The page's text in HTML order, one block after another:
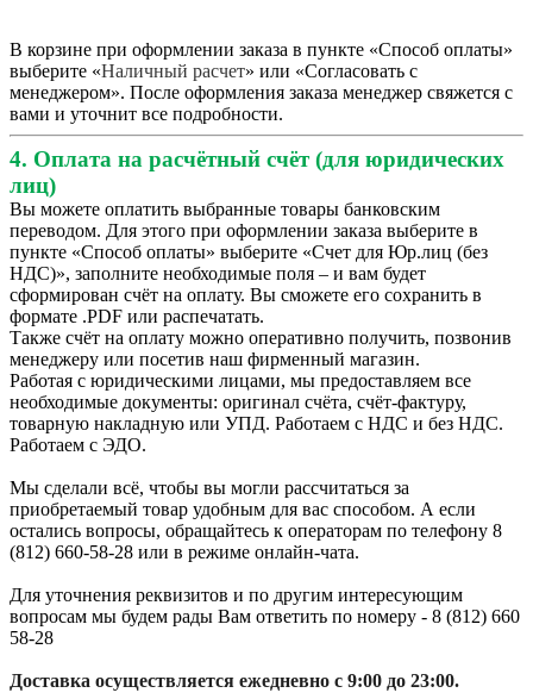
В корзине при оформлении заказа в пункте «Способ оплаты»
выберите «Наличный расчет» или «Согласовать с
менеджером». После оформления заказа менеджер свяжется с
вами и уточнит все подробности.
4. Оплата на расчётный счёт (для юридических
лиц)
Вы можете оплатить выбранные товары банковским
переводом. Для этого при оформлении заказа выберите в
пункте «Способ оплаты» выберите «Счет для Юр.лиц (без
НДС)», заполните необходимые поля – и вам будет
сформирован счёт на оплату. Вы сможете его сохранить в
формате .PDF или распечатать.
Также счёт на оплату можно оперативно получить, позвонив
менеджеру или посетив наш фирменный магазин.
Работая с юридическими лицами, мы предоставляем все
необходимые документы: оригинал счёта, счёт-фактуру,
товарную накладную или УПД. Работаем с НДС и без НДС.
Работаем с ЭДО.
Мы сделали всё, чтобы вы могли рассчитаться за
приобретаемый товар удобным для вас способом. А если
остались вопросы, обращайтесь к операторам по телефону 8
(812) 660-58-28 или в режиме онлайн-чата.
Для уточнения реквизитов и по другим интересующим
вопросам мы будем рады Вам ответить по номеру - 8 (812) 660
58-28
Доставка осуществляется ежедневно с 9:00 до 23:00.